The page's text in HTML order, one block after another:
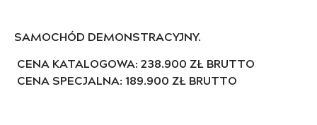
SAMOCHÓD DEMONSTRACYJNY.
CENA KATALOGOWA: 238.900 ZŁ BRUTTO
CENA SPECJALNA: 189.900 ZŁ BRUTTO